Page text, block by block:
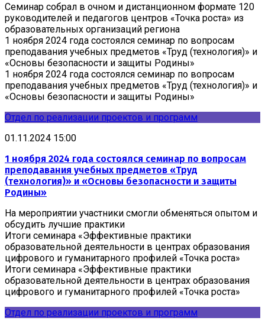
Семинар собрал в очном и дистанционном формате 120
руководителей и педагогов центров «Точка роста» из
образовательных организаций региона
1 ноября 2024 года состоялся семинар по вопросам
преподавания учебных предметов «Труд (технология)» и
«Основы безопасности и защиты Родины»
1 ноября 2024 года состоялся семинар по вопросам
преподавания учебных предметов «Труд (технология)» и
«Основы безопасности и защиты Родины»
Отдел по реализации проектов и программ
01.11.2024 15:00
1 ноября 2024 года состоялся семинар по вопросам
преподавания учебных предметов «Труд
(технология)» и «Основы безопасности и защиты
Родины»
На мероприятии участники смогли обменяться опытом и
обсудить лучшие практики
Итоги семинара «Эффективные практики
образовательной деятельности в центрах образования
цифрового и гуманитарного профилей «Точка роста»
Итоги семинара «Эффективные практики
образовательной деятельности в центрах образования
цифрового и гуманитарного профилей «Точка роста»
Отдел по реализации проектов и программ